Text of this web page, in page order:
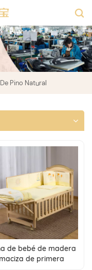
Pino Natural
de bebé de madera
maciza de primera